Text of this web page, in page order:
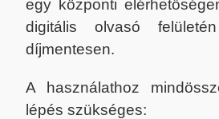
egy központi
digitális olvasó
díjmentesen.
A használathoz
lépés szükséges: